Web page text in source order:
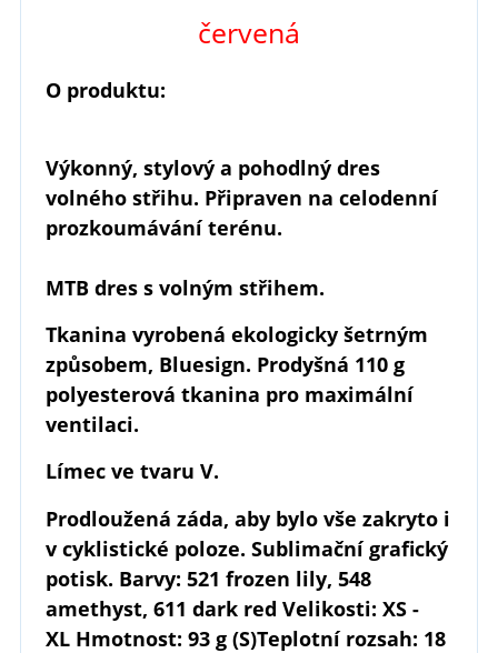
červená
O produktu:
Výkonný, stylový a pohodlný dres
volného střihu. Připraven na celodenní
prozkoumávání terénu.
MTB dres s volným střihem.
Tkanina vyrobená ekologicky šetrným
způsobem, Bluesign. Prodyšná 110 g
polyesterová tkanina pro maximální
ventilaci.
Límec ve tvaru V.
Prodloužená záda, aby bylo vše zakryto i
v cyklistické poloze. Sublimační grafický
potisk. Barvy: 521 frozen lily, 548
amethyst, 611 dark red Velikosti: XS -
XL Hmotnost: 93 g (S)Teplotní rozsah: 18